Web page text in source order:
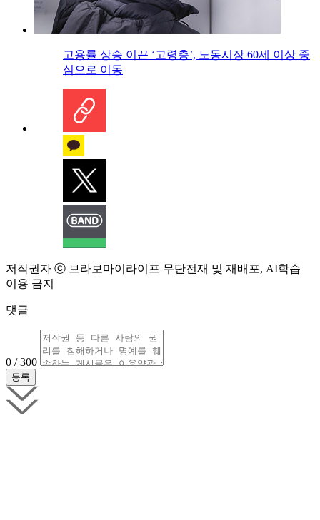
고용률 상승 이끈 ‘고령층’, 노동시장 60세 이상 중
심으로 이동
저작권자 ⓒ 브라보마이라이프 무단전재 및 재배포, AI학습
이용 금지
댓글
0 / 300